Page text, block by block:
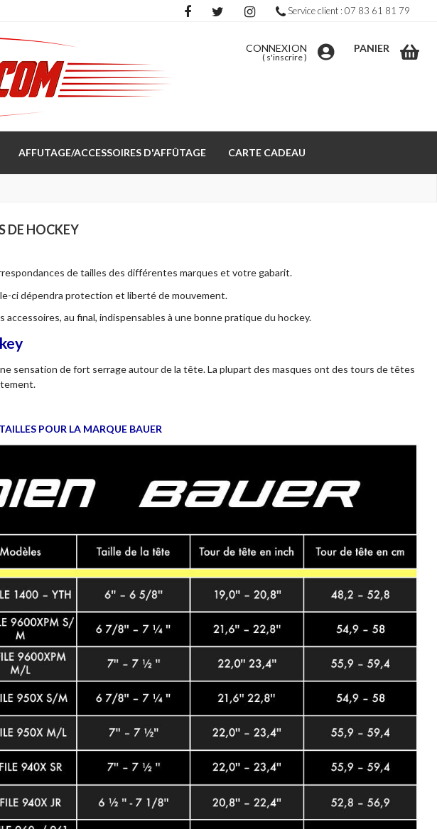
CONNEXION
( s'inscrire)
PANIER
AFFUTAGE/ACCESSOIRES D'AFFÛTAGE CARTE CADEAU
DE HOCKEY
de tailles des différentes marques et votre gabarit.
ci dépendra protection et liberté de mouvement.
au final, indispensables à une bonne pratique du hockey.
sensation de fort serrage autour de la tête. La plupart des masques ont des tours de têtes
POUR LA MARQUE BAUER
Service client : 07 83 61 81 79